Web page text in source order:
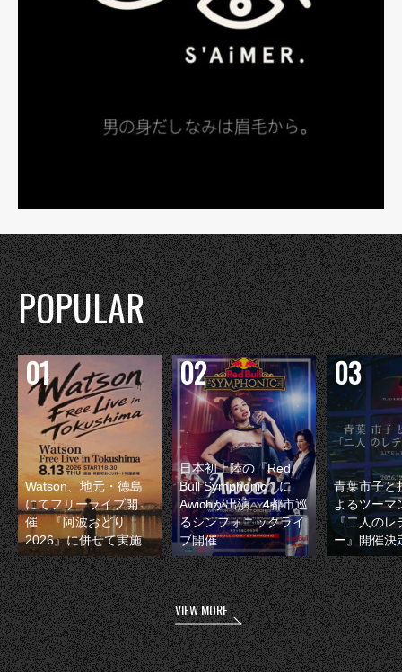
POPULAR
Watson、地元・徳島
にてフリーライブ開
催 『阿波おどり
2026』に併せて実施
日本初上陸の『Red
Bull Symphonic』に
Awichが出演 4都市巡
るシンフォニックライ
ブ開催
青葉市子と
よるツーマ
『二人のレ
ー』開催決
VIEW MORE